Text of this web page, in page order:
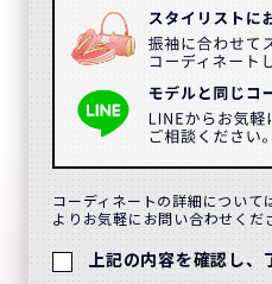
コーディネートの詳細について
よりお気軽にお問い合わせくだ
上記の内容を確認し、